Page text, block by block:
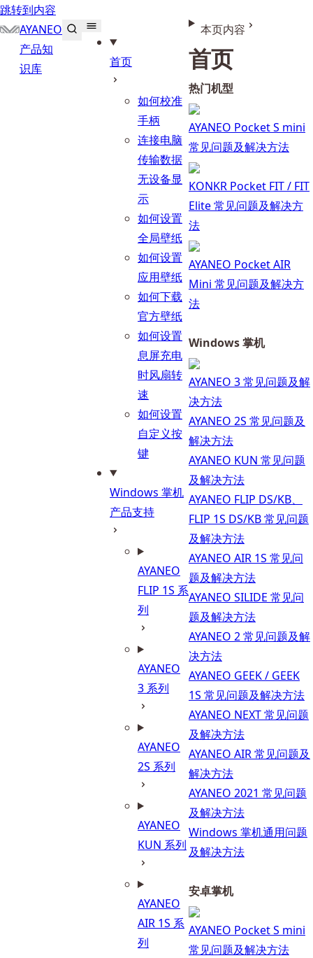
跳转到内容
AYANEO
产品知
识库
首页
如何校准
手柄
连接电脑
传输数据
无设备显
示
如何设置
全局壁纸
如何设置
应用壁纸
如何下载
官方壁纸
如何设置
息屏充电
时风扇转
速
如何设置
自定义按
键
Windows 掌机
产品支持
AYANEO
FLIP 1S 系
列
AYANEO
3 系列
AYANEO
2S 系列
AYANEO
KUN 系列
AYANEO
AIR 1S 系
列
本页内容
首页
热门机型
AYANEO Pocket S mini
常见问题及解决方法
KONKR Pocket FIT / FIT
Elite 常见问题及解决方
法
AYANEO Pocket AIR
Mini 常见问题及解决方
法
Windows 掌机
AYANEO 3 常见问题及解
决方法
AYANEO 2S 常见问题及
解决方法
AYANEO KUN 常见问题
及解决方法
AYANEO FLIP DS/KB、
FLIP 1S DS/KB 常见问题
及解决方法
AYANEO AIR 1S 常见问
题及解决方法
AYANEO SILIDE 常见问
题及解决方法
AYANEO 2 常见问题及解
决方法
AYANEO GEEK / GEEK
1S 常见问题及解决方法
AYANEO NEXT 常见问题
及解决方法
AYANEO AIR 常见问题及
解决方法
AYANEO 2021 常见问题
及解决方法
Windows 掌机通用问题
及解决方法
安卓掌机
AYANEO Pocket S mini
常见问题及解决方法